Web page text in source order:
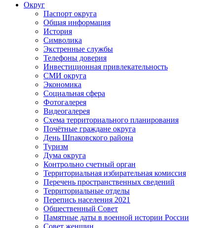
Округ
Паспорт округа
Общая информация
История
Символика
Экстренные службы
Телефоны доверия
Инвестиционная привлекательность
СМИ округа
Экономика
Социальная сфера
Фотогалерея
Видеогалерея
Схема территориального планирования
Почётные граждане округа
День Шпаковского района
Туризм
Дума округа
Контрольно счетный орган
Территориальная избирательная комиссия
Перечень пространственных сведений
Территориальные отделы
Перепись населения 2021
Общественный Совет
Памятные даты в военной истории России